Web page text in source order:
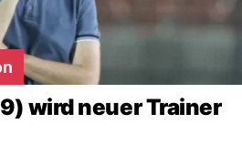
wird neuer Trainer